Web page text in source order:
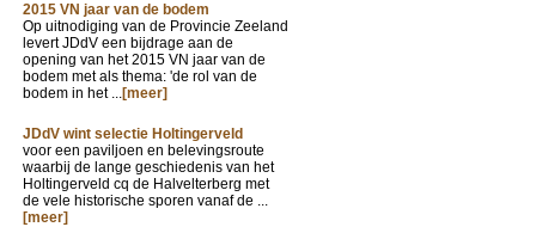
2015 VN jaar van de bodem
Op uitnodiging van de Provincie Zeeland
levert JDdV een bijdrage aan de
opening van het 2015 VN jaar van de
bodem met als thema: 'de rol van de
bodem in het ...[meer]
JDdV wint selectie Holtingerveld
voor een paviljoen en belevingsroute
waarbij de lange geschiedenis van het
Holtingerveld cq de Halvelterberg met
de vele historische sporen vanaf de ...
[meer]